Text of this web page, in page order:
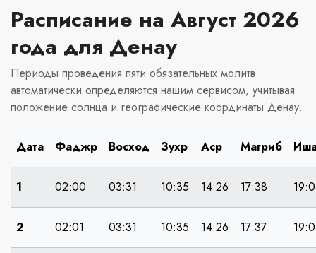
Расписание на Август 2026
года для Денау
Периоды проведения пяти обязательных молитв
автоматически определяются нашим сервисом, учитывая
положение солнца и географические координаты Денау.
Дата Фаджр Восход Зухр Аср Магриб
1 02:00 03:31 10:35 14:26 17:38
2 02:01 03:31 10:35 14:26 17:37